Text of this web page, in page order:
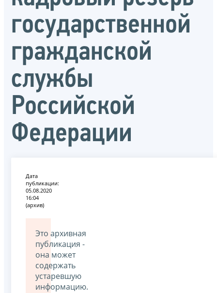
государственной
гражданской
службы
Российской
Федерации
Дата
публикации:
05.08.2020
16:04
(архив)
Это архивная
публикация -
она может
содержать
устаревшую
информацию.